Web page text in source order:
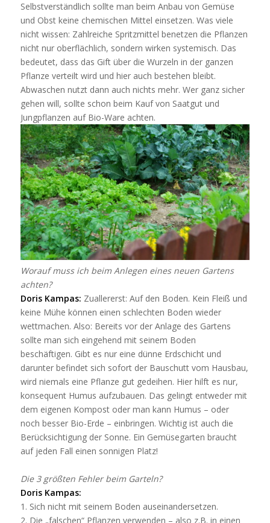
Selbstverständlich sollte man beim Anbau von Gemüse
und Obst keine chemischen Mittel einsetzen. Was viele
nicht wissen: Zahlreiche Spritzmittel benetzen die Pflanzen
nicht nur oberflächlich, sondern wirken systemisch. Das
bedeutet, dass das Gift über die Wurzeln in der ganzen
Pflanze verteilt wird und hier auch bestehen bleibt.
Abwaschen nutzt dann auch nichts mehr. Wer ganz sicher
gehen will, sollte schon beim Kauf von Saatgut und
Jungpflanzen auf Bio-Ware achten.
Worauf muss ich beim Anlegen eines neuen Gartens
achten?
Doris Kampas: Zuallererst: Auf den Boden. Kein Fleiß und
keine Mühe können einen schlechten Boden wieder
wettmachen. Also: Bereits vor der Anlage des Gartens
sollte man sich eingehend mit seinem Boden
beschäftigen. Gibt es nur eine dünne Erdschicht und
darunter befindet sich sofort der Bauschutt vom Hausbau,
wird niemals eine Pflanze gut gedeihen. Hier hilft es nur,
konsequent Humus aufzubauen. Das gelingt entweder mit
dem eigenen Kompost oder man kann Humus – oder
noch besser Bio-Erde – einbringen. Wichtig ist auch die
Berücksichtigung der Sonne. Ein Gemüsegarten braucht
auf jeden Fall einen sonnigen Platz!
Die 3 größten Fehler beim Garteln?
Doris Kampas:
1. Sich nicht mit seinem Boden auseinandersetzen.
2. Die „falschen“ Pflanzen verwenden – also z.B. in einen